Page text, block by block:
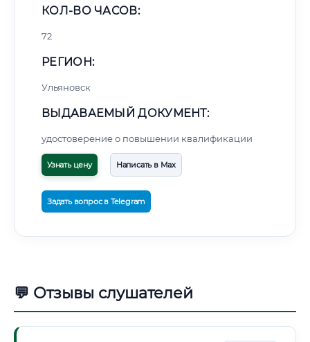
КОЛ-ВО ЧАСОВ:
72
РЕГИОН:
Ульяновск
ВЫДАВАЕМЫЙ ДОКУМЕНТ:
удостоверение о повышении квалификации
Узнать цену Написать в Max
Задать вопрос в Telegram
💬 Отзывы слушателей